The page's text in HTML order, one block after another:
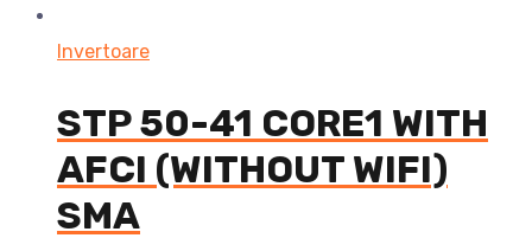
Invertoare
STP 50-41 CORE1 WITH
AFCI (WITHOUT WIFI)
SMA